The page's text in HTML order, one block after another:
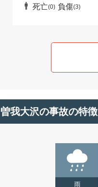
死亡(0) 負傷(3)
曽我大沢の事故の特徴
雨